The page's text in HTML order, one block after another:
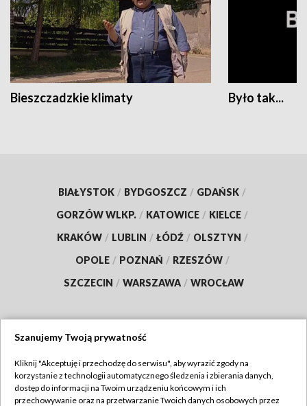
Bieszczadzkie klimaty Było tak...
BIAŁYSTOK / BYDGOSZCZ / GDAŃSK /
GORZÓW WLKP. / KATOWICE / KIELCE /
KRAKÓW / LUBLIN / ŁÓDŹ / OLSZTYN /
OPOLE / POZNAŃ / RZESZÓW /
SZCZECIN / WARSZAWA / WROCŁAW
TVP
Abonament TVP
Szanujemy Twoją prywatność
Kliknij "Akceptuję i przechodzę do serwisu", aby wyrazić zgody na
korzystanie z technologii automatycznego śledzenia i zbierania danych,
dostęp do informacji na Twoim urządzeniu końcowym i ich
przechowywanie oraz na przetwarzanie Twoich danych osobowych przez